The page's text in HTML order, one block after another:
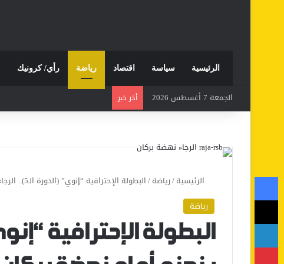
الرئيسية سياسة اقتصاد رياضة رأي/ كرونيك
الجمعة 7 أغسطس 2026 أخر خبر
الرئيسية/رياضة/البطولة الإحترافية “إنوي” (الدورة الـ5).. الرجاء ينهزم أمام نهضة بركان
رياضة